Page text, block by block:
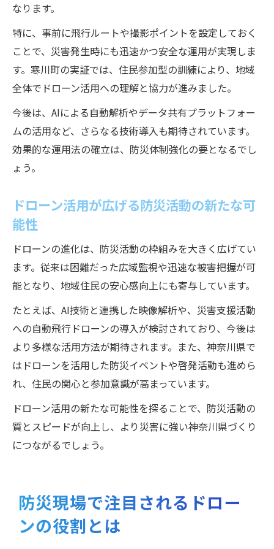
なります。
特に、事前に飛行ルートや撮影ポイントを設定しておく
ことで、災害発生時にも迅速かつ安全な運用が実現しま
す。寒川町の実証では、住民参加型の訓練により、地域
全体でドローン活用への理解と協力が進みました。
今後は、AIによる自動解析やデータ共有プラットフォー
ムの活用など、さらなる技術導入も期待されています。
効果的な運用法の確立は、防災体制強化の要となるでし
ょう。
ドローン活用が広げる防災活動の新たな可
能性
ドローンの進化は、防災活動の枠組みを大きく広げてい
ます。従来は困難だった広域監視や迅速な被害把握が可
能となり、地域住民の安心感向上にも寄与しています。
たとえば、AI技術と連携した映像解析や、災害支援活動
への自動飛行ドローンの導入が検討されており、今後は
より多様な活用方法が期待されます。また、神奈川県で
はドローンを活用した防災イベントや啓発活動も進めら
れ、住民の関心と参加意識が高まっています。
ドローン活用の新たな可能性を探ることで、防災活動の
質とスピードが向上し、より災害に強い神奈川県づくり
につながるでしょう。
防災現場で注目されるドロー
ンの役割とは